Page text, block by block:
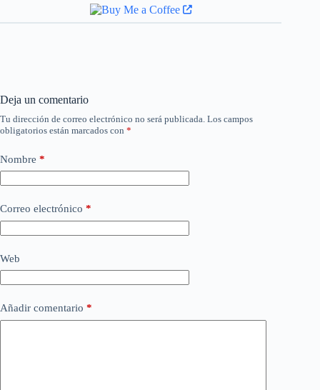
Deja un comentario
Tu dirección de correo electrónico no será publicada. Los campos
obligatorios están marcados con *
Nombre *
Correo electrónico *
Web
Añadir comentario *